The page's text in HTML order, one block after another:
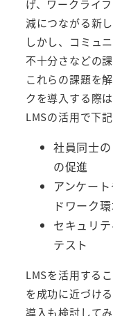
げ、ワークライ
減につながる新
しかし、コミュ
不十分さなどの
これらの課題を
クを導入する際
LMSの活用で下
社員同士
の促進
アンケー
ドワーク
セキュリ
テスト
LMSを活用する
を成功に近づけ
導入も検討して